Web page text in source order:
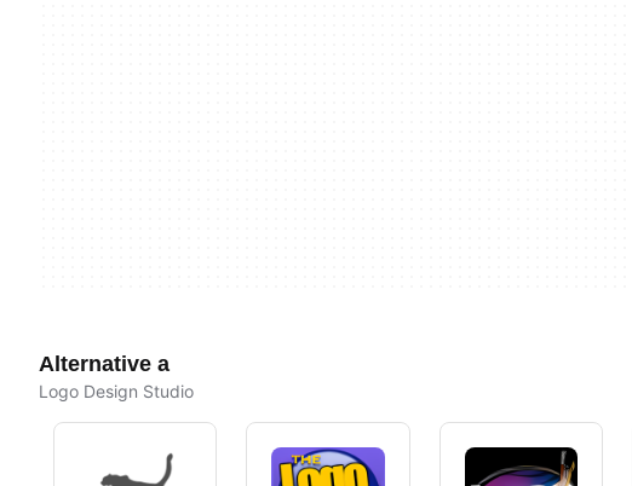
Alternative a
Logo Design Studio